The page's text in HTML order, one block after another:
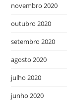
novembro 2020
outubro 2020
setembro 2020
agosto 2020
julho 2020
junho 2020